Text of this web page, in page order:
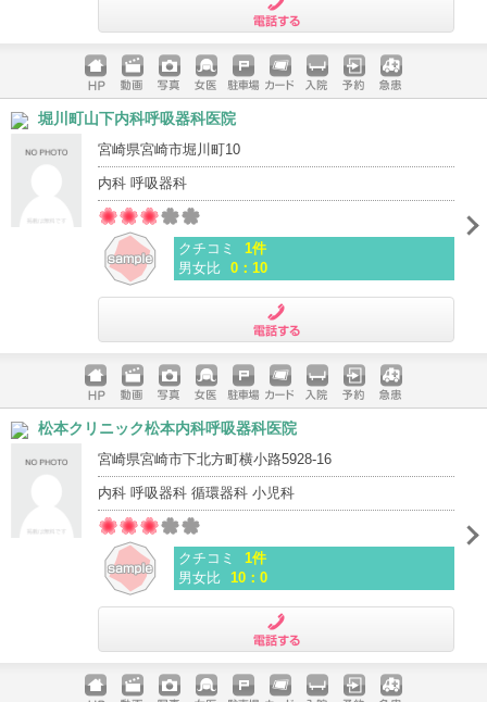
ホームペ
ージ
動画 写真 女医 駐車場
クレジッ
入院 予約 急患
堀川町山下内科呼吸器科医院
宮崎県宮崎市堀川町10
内科 呼吸器科
クチコミ
1件
男女比 0：10
ホームペ
ージ
動画 写真 女医 駐車場
クレジッ
トカード
入院 予約 急患
松本クリニック松本内科呼吸器科医院
宮崎県宮崎市下北方町横小路5928-16
内科 呼吸器科 循環器科 小児科
クチコミ
1件
男女比
10：0